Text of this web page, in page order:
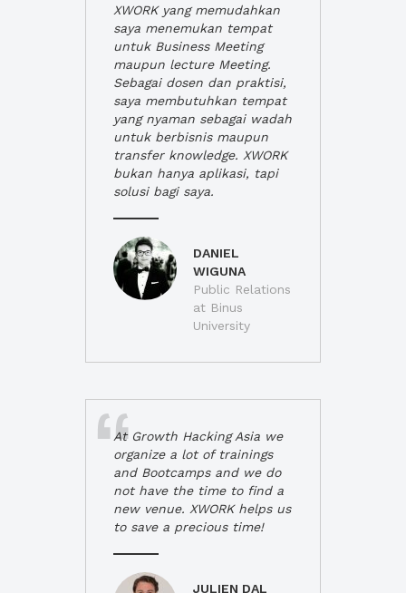
XWORK yang memudahkan
saya menemukan tempat
untuk Business Meeting
maupun lecture Meeting.
Sebagai dosen dan praktisi,
saya membutuhkan tempat
yang nyaman sebagai wadah
untuk berbisnis maupun
transfer knowledge. XWORK
bukan hanya aplikasi, tapi
solusi bagi saya.
DANIEL
WIGUNA
Public Relations
at Binus
University
At Growth Hacking Asia we
organize a lot of trainings
and Bootcamps and we do
not have the time to find a
new venue. XWORK helps us
to save a precious time!
JULIEN DAL